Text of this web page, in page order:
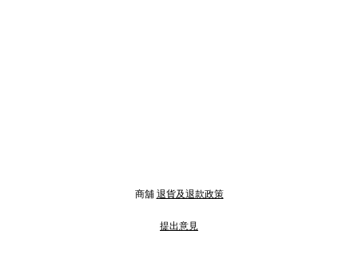
商舖 退貨及退款政策
提出意見